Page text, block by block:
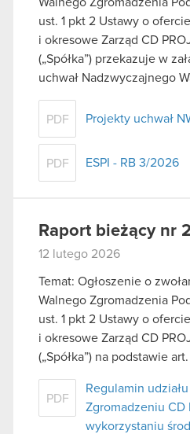
ust. 1 pkt 2 Ustawy o
i okresowe Zarząd CD
(„Spółka”) przekazuje w
uchwał Nadzwyczajnego
PDF Projekty uchwał
PDF ESPI - RB 3/2026
Raport bieżący nr
12 lutego 2026
Temat: Ogłoszenie o
Walnego Zgromadzenia
ust. 1 pkt 2 Ustawy o
i okresowe Zarząd CD
(„Spółka”) na podstawie
PDF
Regulamin
Zgromadzeniu CD
wykorzystaniu